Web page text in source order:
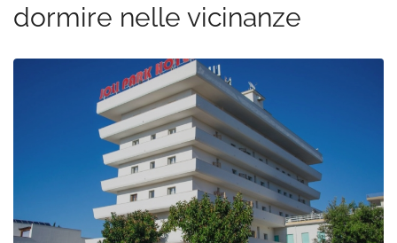
dormire nelle vicinanze